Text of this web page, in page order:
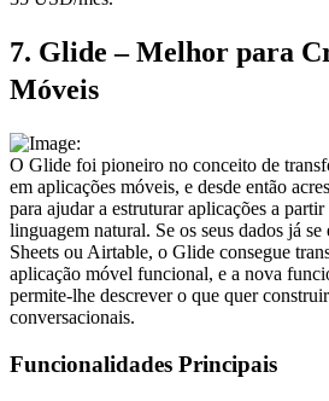
7. Glide – Melhor para
Móveis
O Glide foi pioneiro no conceito de
em aplicações móveis, e desde então
para ajudar a estruturar aplicações a
linguagem natural. Se os seus dados já
Sheets ou Airtable, o Glide consegue
aplicação móvel funcional, e a nova
permite-lhe descrever o que quer
conversacionais.
Funcionalidades Principais